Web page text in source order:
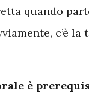
quando
c’è la
è